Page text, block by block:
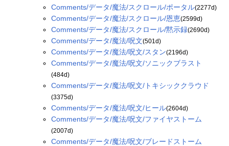
Comments/データ/魔法/スクロール/ポータル(2277d)
Comments/データ/魔法/スクロール/恩恵(2599d)
Comments/データ/魔法/スクロール/黙示録(2690d)
Comments/データ/魔法/呪文(501d)
Comments/データ/魔法/呪文/スタン(2196d)
Comments/データ/魔法/呪文/ソニックブラスト
(484d)
Comments/データ/魔法/呪文/トキシッククラウド
(3375d)
Comments/データ/魔法/呪文/ヒール(2604d)
Comments/データ/魔法/呪文/ファイヤストーム
(2007d)
Comments/データ/魔法/呪文/ブレードストーム